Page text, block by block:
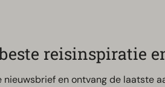
reisinspiratie
nieuwsbrief en ontvang de laatste